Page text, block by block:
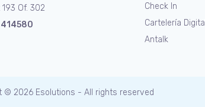
Of. 302
Check In
Cartelería Digital
Antalk
© 2026 Esolutions - All rights reserved